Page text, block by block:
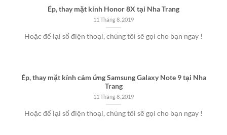
Ép, thay mặt kính Honor 8X tại Nha Trang
11 Tháng 8, 2019
Hoặc để lại số điện thoại, chúng tôi sẽ gọi cho bạn ngay !
Ép, thay mặt kính cảm ứng Samsung Galaxy Note 9 tại Nha
Trang
11 Tháng 8, 2019
Hoặc để lại số điện thoại, chúng tôi sẽ gọi cho bạn ngay !